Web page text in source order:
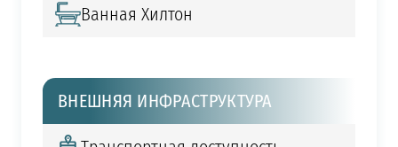
Ванная Хилтон
ВНЕШНЯЯ ИНФРАСТРУКТУРА